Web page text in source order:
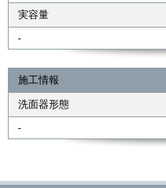
実容量
-
施工情報
洗面器形態
-